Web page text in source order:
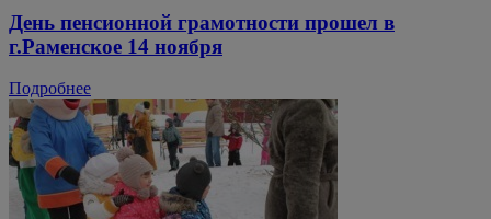
День пенсионной грамотности прошел в
г.Раменское 14 ноября
Подробнее